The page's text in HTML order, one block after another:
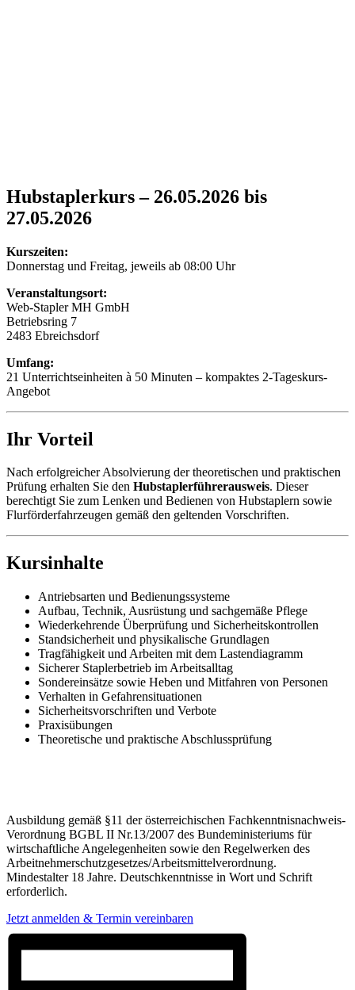
Hubstaplerkurs – 26.05.2026 bis
27.05.2026
Kurszeiten:
Donnerstag und Freitag, jeweils ab 08:00 Uhr
Veranstaltungsort:
Web-Stapler MH GmbH
Betriebsring 7
2483 Ebreichsdorf
Umfang:
21 Unterrichtseinheiten à 50 Minuten – kompaktes 2-Tageskurs-
Angebot
Ihr Vorteil
Nach erfolgreicher Absolvierung der theoretischen und praktischen
Prüfung erhalten Sie den Hubstaplerführerausweis. Dieser
berechtigt Sie zum Lenken und Bedienen von Hubstaplern sowie
Flurförderfahrzeugen gemäß den geltenden Vorschriften.
Kursinhalte
Antriebsarten und Bedienungssysteme
Aufbau, Technik, Ausrüstung und sachgemäße Pflege
Wiederkehrende Überprüfung und Sicherheitskontrollen
Standsicherheit und physikalische Grundlagen
Tragfähigkeit und Arbeiten mit dem Lastendiagramm
Sicherer Staplerbetrieb im Arbeitsalltag
Sondereinsätze sowie Heben und Mitfahren von Personen
Verhalten in Gefahrensituationen
Sicherheitsvorschriften und Verbote
Praxisübungen
Theoretische und praktische Abschlussprüfung
Ausbildung gemäß §11 der österreichischen Fachkenntnisnachweis-
Verordnung BGBL II Nr.13/2007 des Bundeministeriums für
wirtschaftliche Angelegenheiten sowie den Regelwerken des
Arbeitnehmerschutzgesetzes/Arbeitsmittelverordnung.
Mindestalter 18 Jahre. Deutschkenntnisse in Wort und Schrift
erforderlich.
Jetzt anmelden & Termin vereinbaren